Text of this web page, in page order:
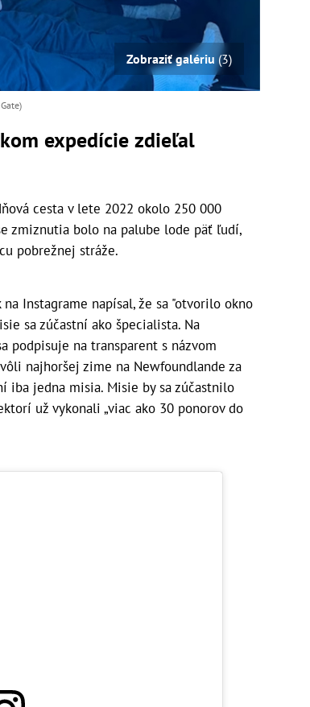
Zobraziť galériu (3)
expedície zdieľal
cesta v lete 2022 okolo 250 000
zmiznutia bolo na palube lode päť ľudí,
pobrežnej stráže.
Instagrame napísal, že sa "otvorilo okno
sa zúčastní ako špecialista. Na
podpisuje na transparent s názvom
najhoršej zime na Newfoundlande za
iba jedna misia. Misie by sa zúčastnilo
už vykonali „viac ako 30 ponorov do